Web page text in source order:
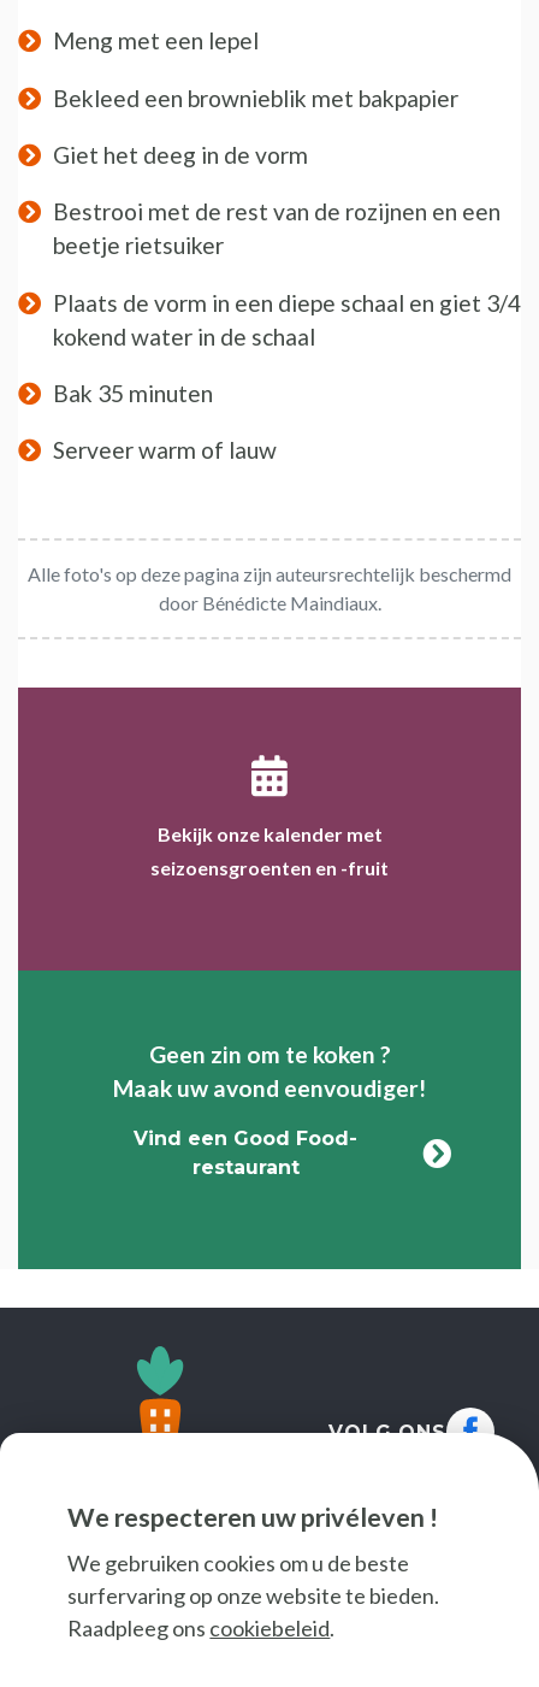
We respecteren uw privéleven !
We gebruiken cookies om u de beste
surfervaring op onze website te bieden.
Raadpleeg ons cookiebeleid.
Meng met een lepel
Bekleed een brownieblik met bakpapier
Giet het deeg in de vorm
Bestrooi met de rest van de rozijnen en een
beetje rietsuiker
Plaats de vorm in een diepe schaal en giet 3/4
kokend water in de schaal
Bak 35 minuten
Serveer warm of lauw
Alle foto's op deze pagina zijn auteursrechtelijk beschermd
door Bénédicte Maindiaux.
Bekijk onze kalender met
seizoensgroenten en -fruit
Geen zin om te koken ?
Maak uw avond eenvoudiger!
Vind een Good Food-
restaurant
VOLG ONS